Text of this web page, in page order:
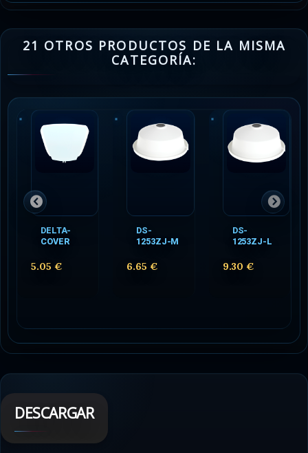
21 OTROS PRODUCTOS DE LA MISMA
CATEGORÍA:
DELTA-
COVER
5.05 €
DS-
1253ZJ-M
6.65 €
DS-
1253ZJ-L
9.30 €
DESCARGAR